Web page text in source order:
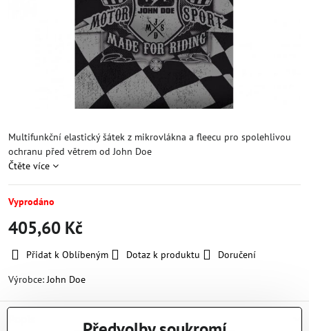
Multifunkční elastický šátek z mikrovlákna a fleecu pro spolehlivou
ochranu před větrem od John Doe
Čtěte více
Vyprodáno
405,60 Kč
Přidat k Oblíbeným Dotaz k produktu
Doručení
Výrobce:John Doe